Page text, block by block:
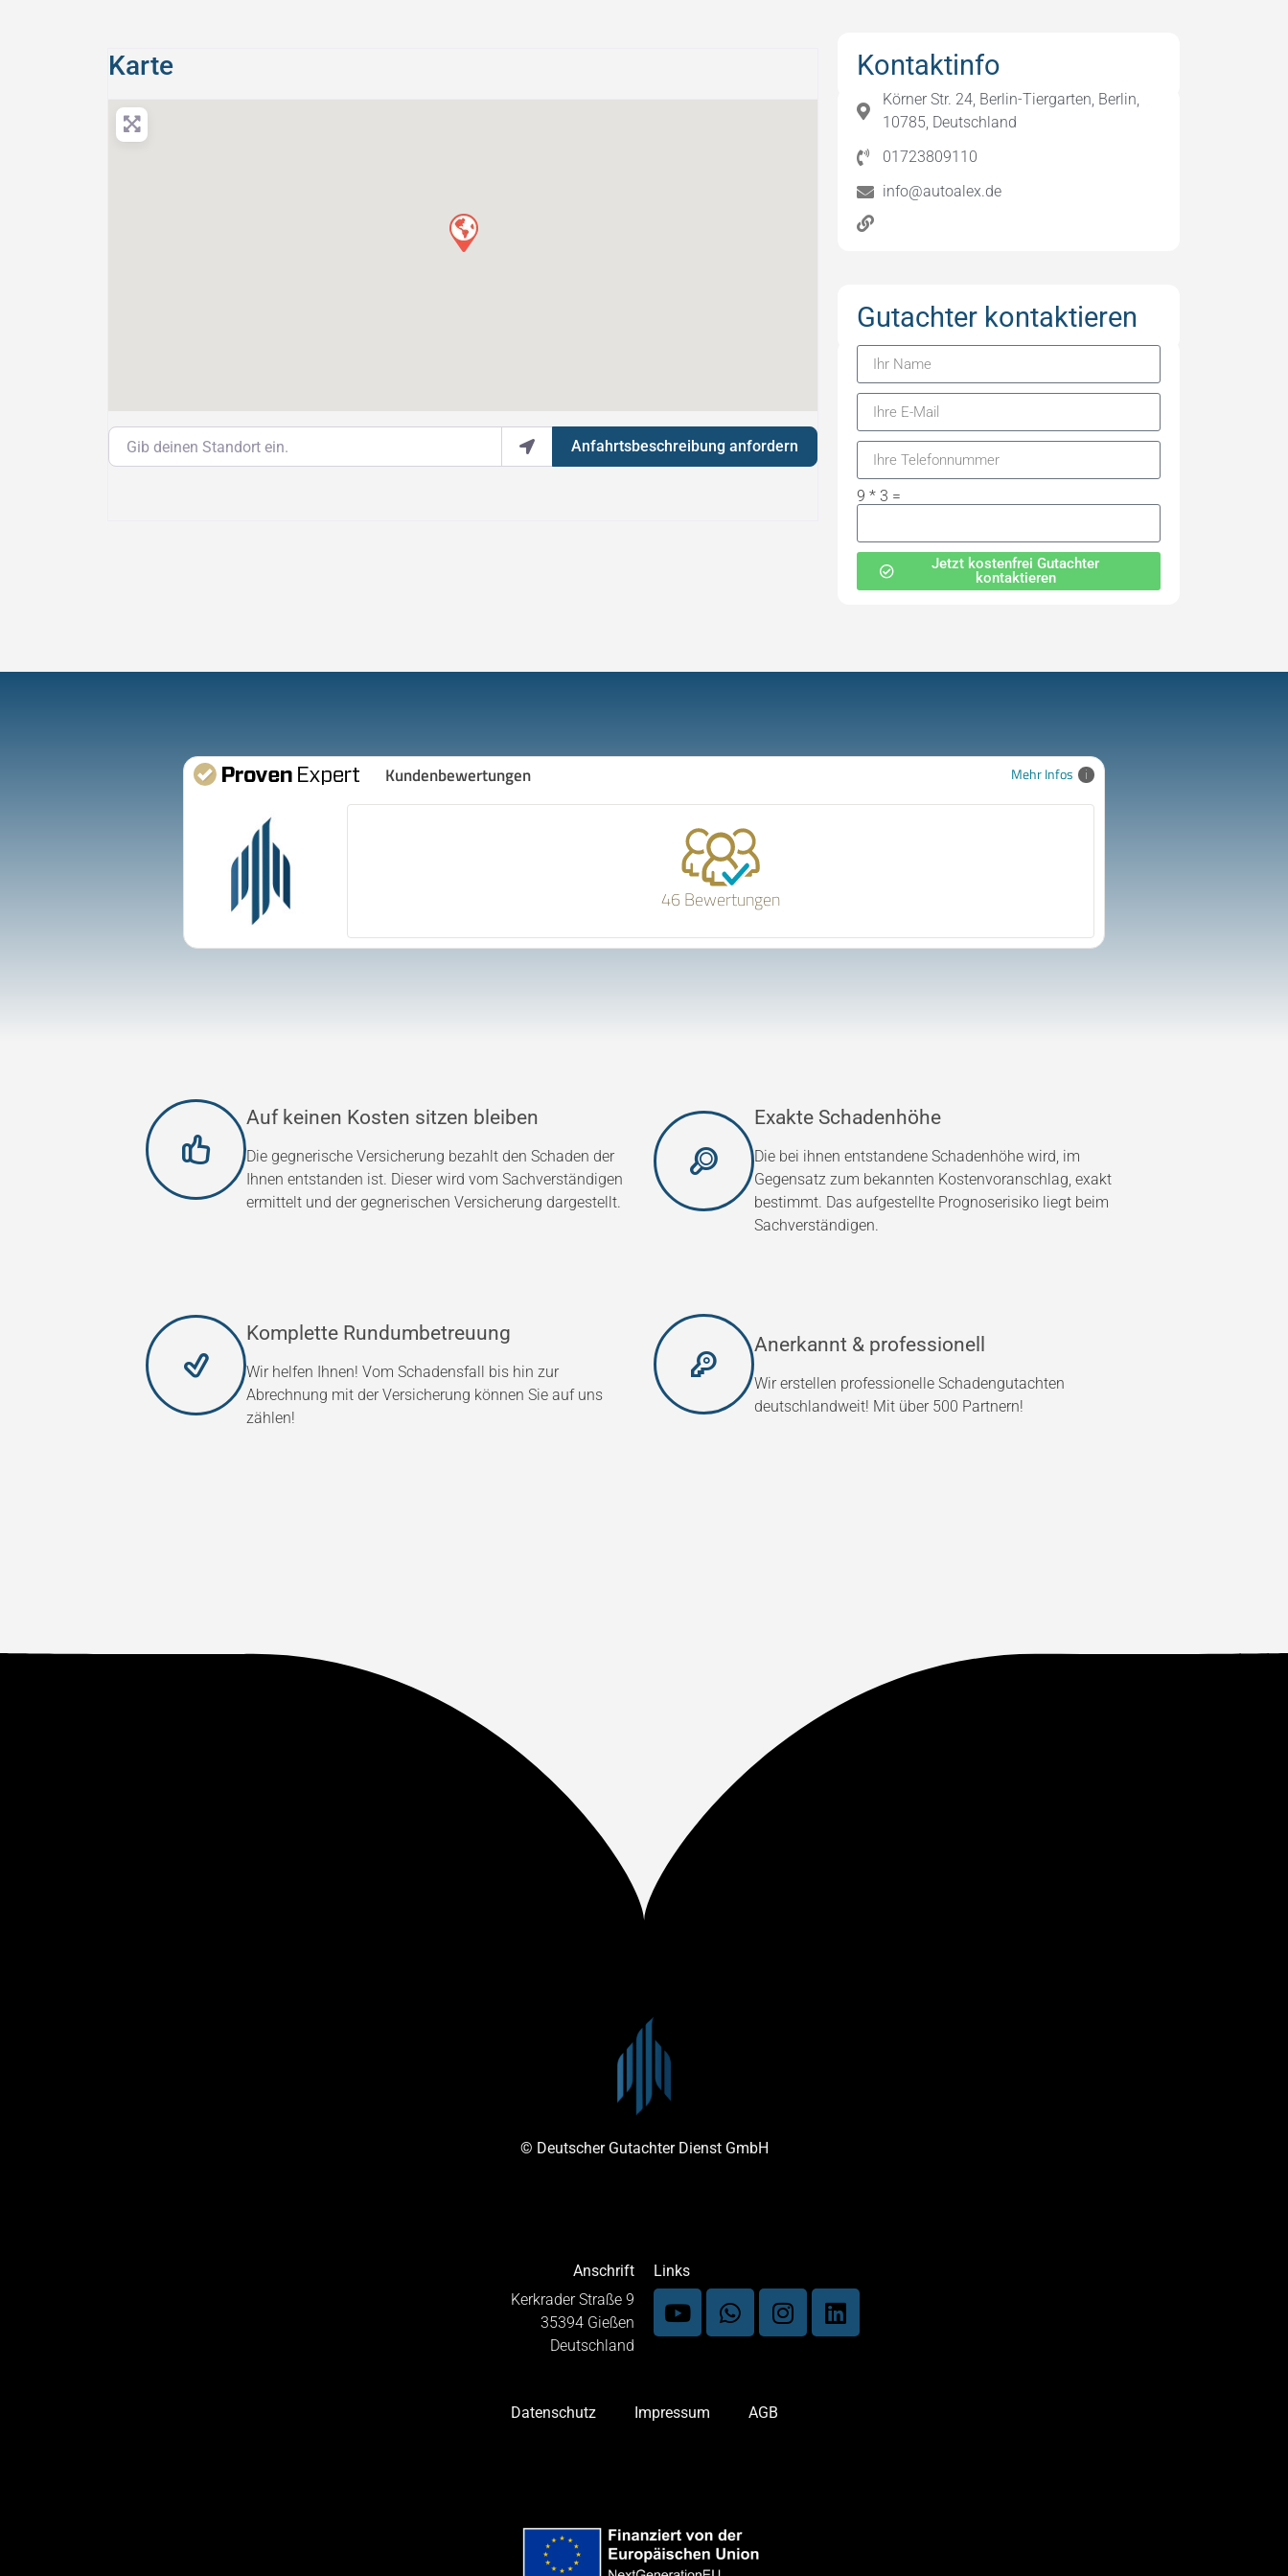
Karte
Gib deinen Standort ein.
Anfahrtsbeschreibung anfordern
Kontaktinfo
Körner Str. 24, Berlin-Tiergarten, Berlin,
10785, Deutschland
01723809110
info@autoalex.de
Gutachter kontaktieren
9 * 3 =
Jetzt kostenfrei Gutachter
kontaktieren
Mehr Infos
Kundenbewertungen
46 Bewertungen
Auf keinen Kosten sitzen bleiben
Die gegnerische Versicherung bezahlt den Schaden der
Ihnen entstanden ist. Dieser wird vom Sachverständigen
ermittelt und der gegnerischen Versicherung dargestellt.
Exakte Schadenhöhe
Die bei ihnen entstandene Schadenhöhe wird, im
Gegensatz zum bekannten Kostenvoranschlag, exakt
bestimmt. Das aufgestellte Prognoserisiko liegt beim
Sachverständigen.
Komplette Rundumbetreuung
Wir helfen Ihnen! Vom Schadensfall bis hin zur
Abrechnung mit der Versicherung können Sie auf uns
zählen!
Anerkannt & professionell
Wir erstellen professionelle Schadengutachten
deutschlandweit! Mit über 500 Partnern!
© Deutscher Gutachter Dienst GmbH
Anschrift
Kerkrader Straße 9
35394 Gießen
Deutschland
Links
Datenschutz Impressum AGB